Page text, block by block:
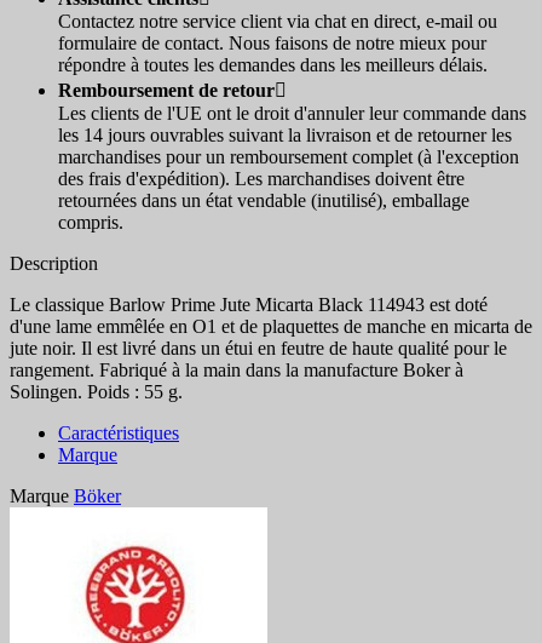
Contactez notre service client via chat en direct, e-mail ou
formulaire de contact. Nous faisons de notre mieux pour
répondre à toutes les demandes dans les meilleurs délais.
Remboursement de retour
Les clients de l'UE ont le droit d'annuler leur commande dans
les 14 jours ouvrables suivant la livraison et de retourner les
marchandises pour un remboursement complet (à l'exception
des frais d'expédition). Les marchandises doivent être
retournées dans un état vendable (inutilisé), emballage
compris.
Description
Le classique Barlow Prime Jute Micarta Black 114943 est doté
d'une lame emmêlée en O1 et de plaquettes de manche en micarta de
jute noir. Il est livré dans un étui en feutre de haute qualité pour le
rangement. Fabriqué à la main dans la manufacture Boker à
Solingen. Poids : 55 g.
Caractéristiques
Marque
Marque Böker